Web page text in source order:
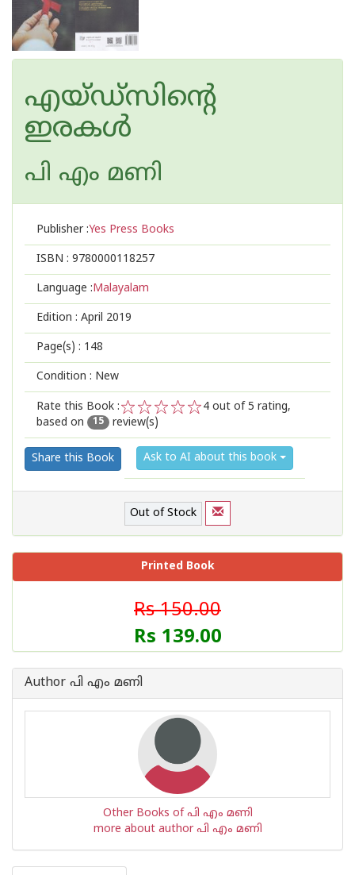
എയ്ഡ്സിന്റെ
ഇരകള്‍
പി എം മണി
Publisher :Yes Press Books
ISBN : 9780000118257
Language :Malayalam
Edition : April 2019
Page(s) : 148
Condition : New
Rate this Book :
3
2
1
4 out of 5 rating,
based on
15 review(s)
Share this Book Ask to AI about this book
Out of Stock
Printed Book
Rs 150.00
Rs 139.00
Author പി എം മണി
Other Books of പി എം മണി
more about author പി എം മണി